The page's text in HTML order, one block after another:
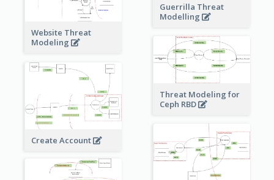
Guerrilla Threat
Modelling
Website Threat
Modeling
Threat Modeling for
Ceph RBD
Create Account